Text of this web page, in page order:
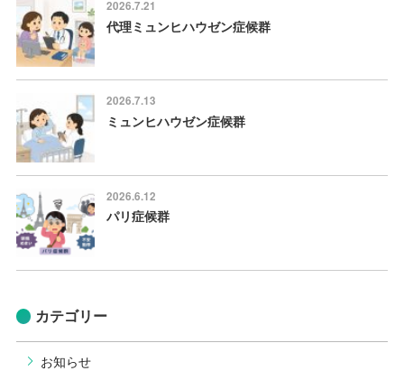
2026.7.21
代理ミュンヒハウゼン症候群
2026.7.13
ミュンヒハウゼン症候群
2026.6.12
パリ症候群
カテゴリー
お知らせ